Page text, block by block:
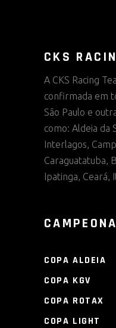
CKS
A CKS Racing
confirmada em
São Paulo e
como: Aldeia da
Interlagos,
Caraguatatuba,
Ipatinga, Ceará,
COPA ALDEIA
COPA KGV
COPA ROTAX
COPA LIGHT